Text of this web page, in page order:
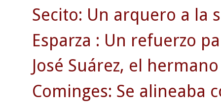
Secito: Un arquero a la
Esparza : Un refuerzo
José Suárez, el
Cominges: Se alineaba